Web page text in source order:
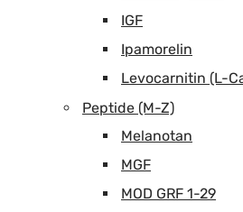
IGF
Ipamorelin
Levocarnitin (L-
Peptide (M-Z)
Melanotan
MGF
MOD GRF 1-29